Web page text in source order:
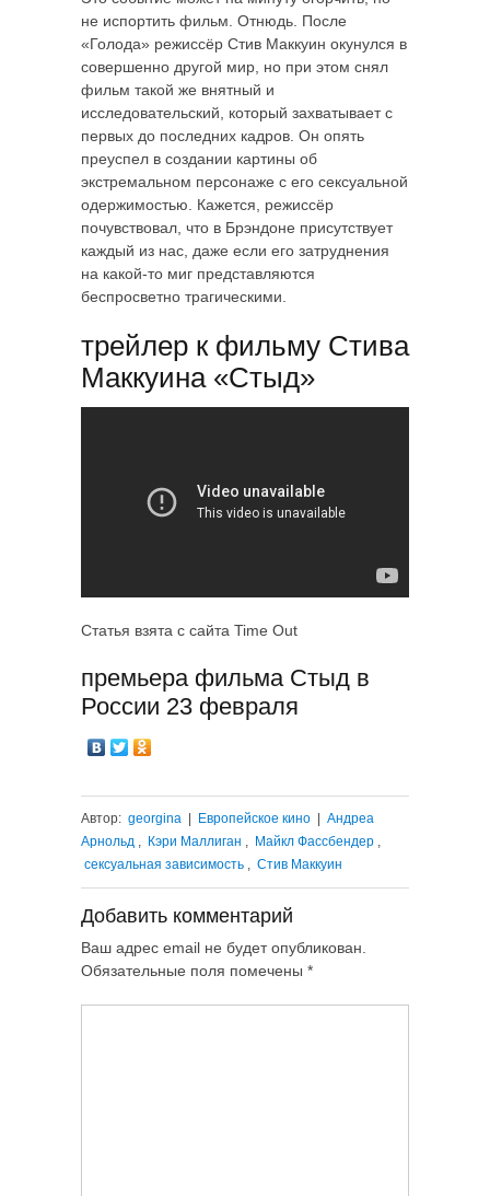
не испортить фильм. Отнюдь. После
«Голода» режиссёр Стив Маккуин окунулся в
совершенно другой мир, но при этом снял
фильм такой же внятный и
исследовательский, который захватывает с
первых до последних кадров. Он опять
преуспел в создании картины об
экстремальном персонаже с его сексуальной
одержимостью. Кажется, режиссёр
почувствовал, что в Брэндоне присутствует
каждый из нас, даже если его затруднения
на какой-то миг представляются
беспросветно трагическими.
трейлер к фильму Стива
Маккуина «Стыд»
Статья взята с сайта Time Out
премьера фильма Стыд в
России 23 февраля
Автор: georgina | Европейское кино | Андреа
Арнольд
Кэри Маллиган Майкл Фассбендер
сексуальная зависимость
Стив Маккуин
Добавить комментарий
Ваш адрес email не будет опубликован.
Обязательные поля помечены *